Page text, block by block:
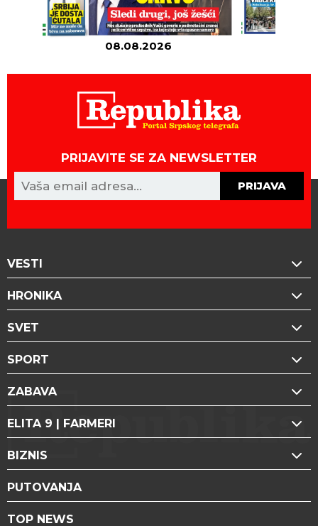
08.08.2026
PRIJAVITE SE ZA NEWSLETTER
PRIJAVA
VESTI
HRONIKA
SVET
SPORT
ZABAVA
ELITA 9 | FARMERI
BIZNIS
PUTOVANJA
TOP NEWS